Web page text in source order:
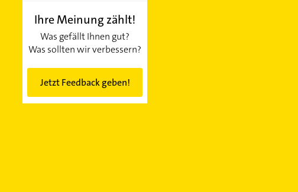
Ihre Meinung zählt!
Was gefällt Ihnen gut?
Was sollten wir verbessern?
Jetzt Feedback geben!